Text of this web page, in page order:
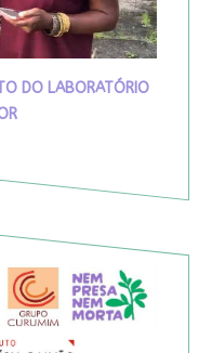
DO LABORATÓRIO